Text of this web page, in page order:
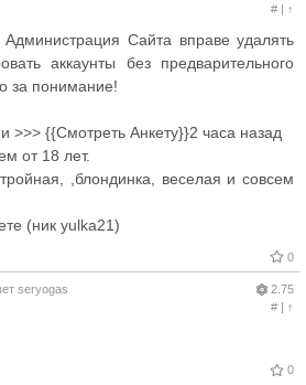
#| ↑
Сайта вправе удалять
аккаунты без предварительного
за понимание!
{{Смотреть Анкету}}2 часа назад
от 18 лет.
,блондинка, веселая и совсем
(ник yulka21)
0
seryogas
2.75
#| ↑
0